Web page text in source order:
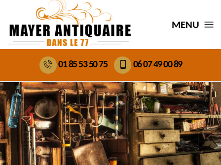
MENU
01 85 53 50 75 06 07 49 00 89